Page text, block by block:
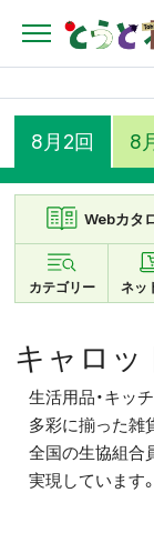
8月2回 8
Webカタ
カテゴリー ネッ
キャロッ
生活用品・キッ
多彩に揃った雑
全国の生協組合
実現しています。